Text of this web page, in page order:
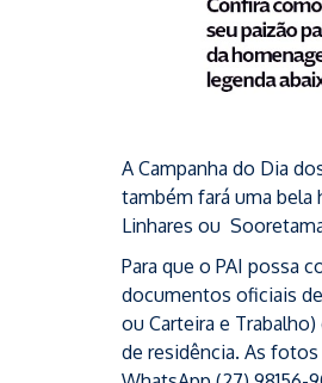
A Campanha do Dia
também fará uma bela
Linhares ou
Para que o PAI possa
documentos oficiais
ou Carteira e
de residência. As